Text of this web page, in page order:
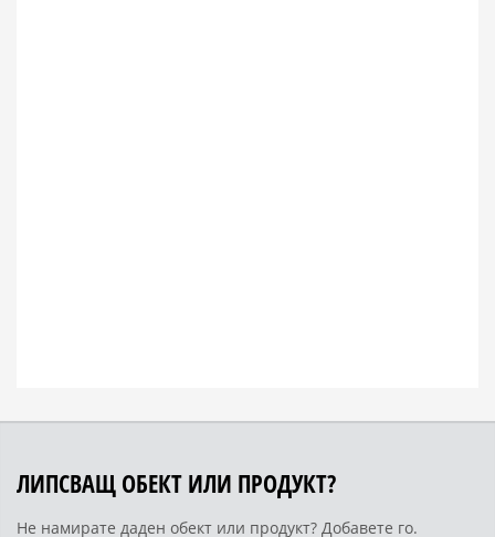
ЛИПСВАЩ ОБЕКТ ИЛИ ПРОДУКТ?
Не намирате даден обект или продукт? Добавете го.